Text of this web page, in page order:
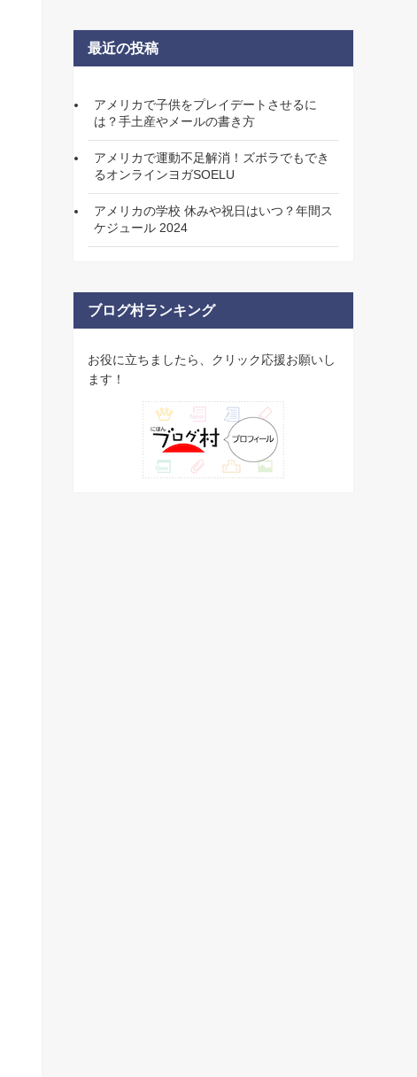
最近の投稿
アメリカで子供をプレイデートさせるに
は？手土産やメールの書き方
アメリカで運動不足解消！ズボラでもでき
るオンラインヨガSOELU
アメリカの学校 休みや祝日はいつ？年間ス
ケジュール 2024
ブログ村ランキング
お役に立ちましたら、クリック応援お願いし
ます！